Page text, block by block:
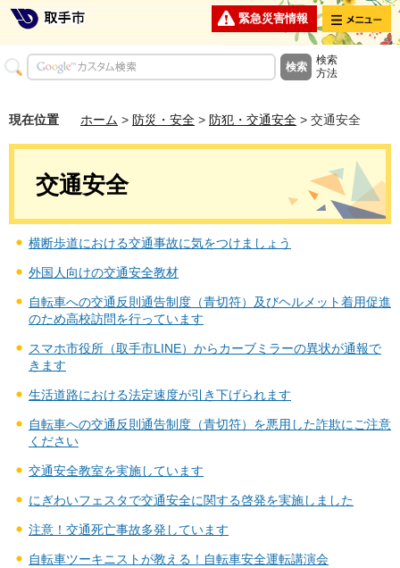
緊急災害情報 メニュー
検索
方法
現在位置 ホーム > 防災・安全 > 防犯・交通安全 > 交通安全
交通安全
横断歩道における交通事故に気をつけましょう
外国人向けの交通安全教材
自転車への交通反則通告制度（青切符）及びヘルメット着用促進
のため高校訪問を行っています
スマホ市役所（取手市LINE）からカーブミラーの異状が通報で
きます
生活道路における法定速度が引き下げられます
自転車への交通反則通告制度（青切符）を悪用した詐欺にご注意
ください
交通安全教室を実施しています
にぎわいフェスタで交通安全に関する啓発を実施しました
注意！交通死亡事故多発しています
自転車ツーキニストが教える！自転車安全運転講演会